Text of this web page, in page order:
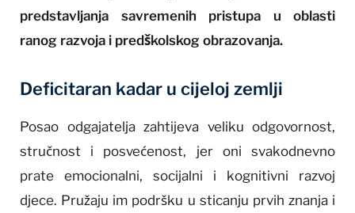
predstavljanja savremenih pristupa u oblasti
ranog razvoja i predškolskog obrazovanja.
Deficitaran kadar u cijeloj zemlji
Posao odgajatelja zahtijeva veliku odgovornost,
stručnost i posvećenost, jer oni svakodnevno
prate emocionalni, socijalni i kognitivni razvoj
djece. Pružaju im podršku u sticanju prvih znanja i